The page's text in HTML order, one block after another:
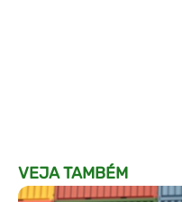
VEJA TAMBÉM